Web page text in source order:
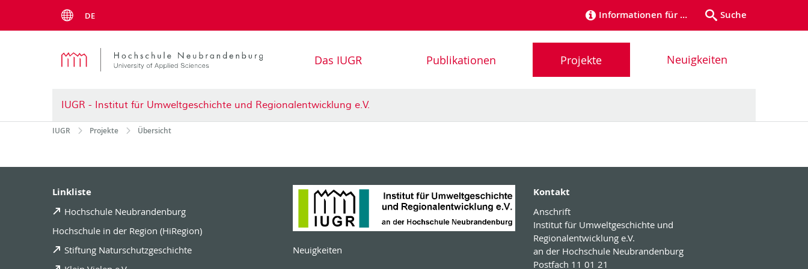
DE Informationen für … Suche
Das IUGR Publikationen Projekte Neuigkeiten
IUGR - Institut für Umweltgeschichte und Regionalentwicklung e.V.
IUGR Projekte Übersicht
Linkliste
Hochschule Neubrandenburg
Hochschule in der Region (HiRegion)
Stiftung Naturschutzgeschichte
Neuigkeiten
Kontakt
Anschrift
Institut für Umweltgeschichte und
Regionalentwicklung e.V.
an der Hochschule Neubrandenburg
Postfach 11 01 21